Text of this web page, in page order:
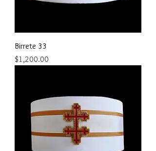
Birrete 33
Precio
$1,200.00